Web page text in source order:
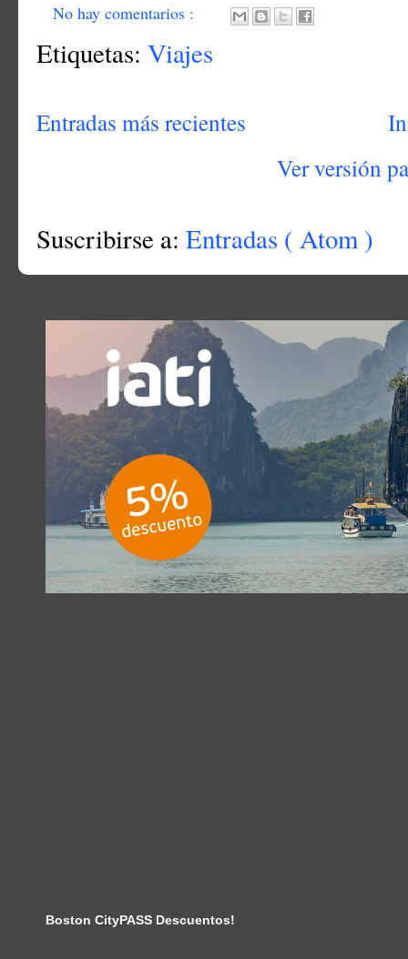
No hay comentarios :
Etiquetas: Viajes
Entradas más recientes
Ver versión
Suscribirse a: Entradas ( Atom )
Boston CityPASS Descuentos!